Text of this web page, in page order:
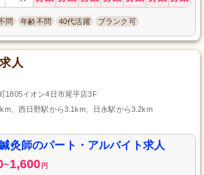
問 年齢不問 40代活躍 ブランク可
人
1805イオン4日市尾平店3F
、西日野駅から3.1km、日永駅から3.2km
灸師のパート・アルバイト求人
~1,600 円